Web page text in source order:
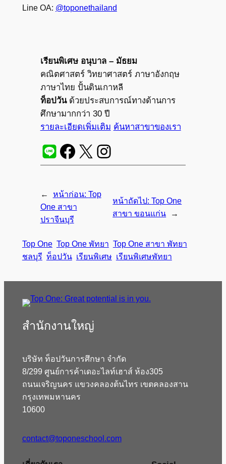
Line OA: @toponethailand
เรียนพิเศษ อนุบาล – มัธยม
คณิตศาสตร์ วิทยาศาสตร์ ภาษาอังกฤษ
ภาษาไทย ปั้นดินเกาหลี
ท็อปวันด้วยประสบการณ์ทางด้านการ
ศึกษามากกว่า 30 ปี
รายละเอียดเพิ่มเติม ค้นหาสาขาของเรา
← หน้าก่อน: Top
One สาขา
ปราจีนบุรี
หน้าถัดไป:Top One
สาขา ขอนแก่น
→
Top One Top One พัทยา Top One สาขา พัทยา
ชลบุรี ท็อปวัน เรียนพิเศษ เรียนพิเศษพัทยา
สํานักงานใหญ่
บริษัท ท็อปวันการศึกษา จำกัด
8/299 ศูนย์การค้าเดอะไลท์เฮาส์ ห้อง305
ถนนเจริญนคร แขวงคลองต้นไทร เขตคลองสาน
กรุงเทพมหานคร
10600
contact@toponeschool.com